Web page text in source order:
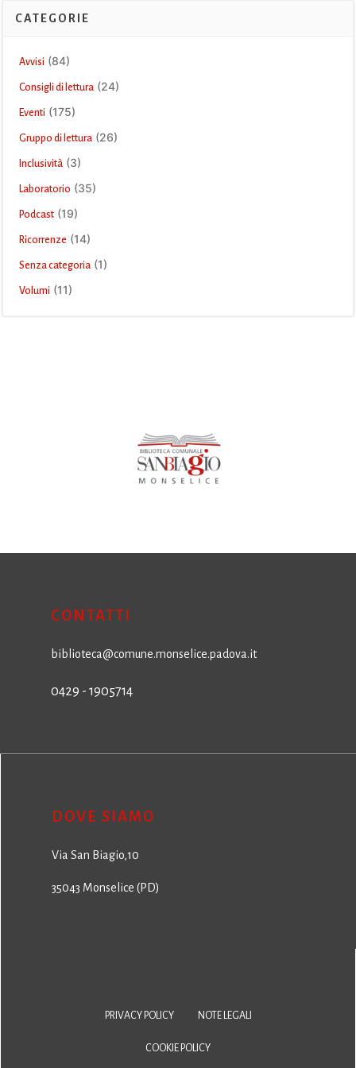
CATEGORIE
Avvisi (84)
Consigli di lettura (24)
Eventi (175)
Gruppo di lettura (26)
Inclusività (3)
Laboratorio (35)
Podcast (19)
Ricorrenze (14)
Senza categoria (1)
Volumi (11)
CONTATTI
biblioteca@comune.monselice.padova.it
0429 - 1905714
DOVE SIAMO
Via San Biagio,10
35043 Monselice (PD)
PRIVACY POLICY NOTE LEGALI
COOKIE POLICY